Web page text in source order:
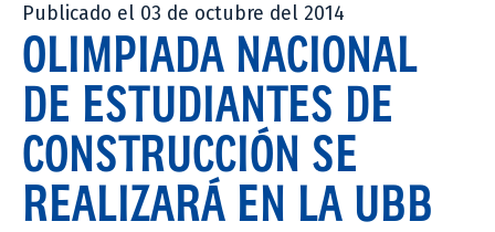
Publicado el 03 de octubre del 2014
OLIMPIADA NACIONAL
DE ESTUDIANTES DE
CONSTRUCCIÓN SE
REALIZARÁ EN LA UBB